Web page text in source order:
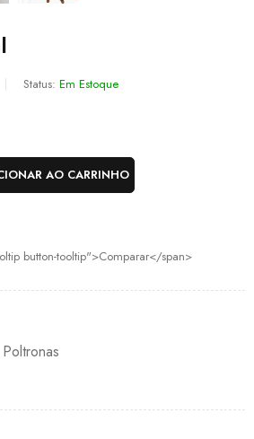
Status: Em Estoque
AO CARRINHO
button-tooltip">Comparar</span>
Poltronas